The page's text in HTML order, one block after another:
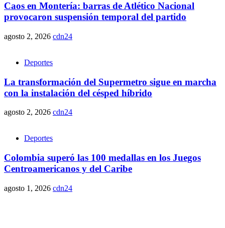
Caos en Montería: barras de Atlético Nacional
provocaron suspensión temporal del partido
agosto 2, 2026 cdn24
Deportes
La transformación del Supermetro sigue en marcha
con la instalación del césped híbrido
agosto 2, 2026 cdn24
Deportes
Colombia superó las 100 medallas en los Juegos
Centroamericanos y del Caribe
agosto 1, 2026 cdn24